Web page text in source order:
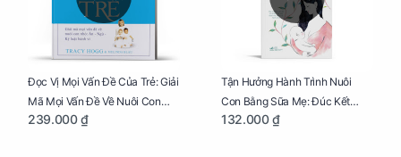
Đọc Vị Mọi Vấn Đề Của Trẻ: Giải
Mã Mọi Vấn Đề Về Nuôi Con
Nhỏ (Ăn, Ngủ, Kỷ Luật Hành Vi),
239.000 ₫
Tận Hưởng Hành Trình Nuôi
Con Bằng Sữa Mẹ: Đúc Kết
Những Kiến Thức Quý Báu Về
132.000 ₫